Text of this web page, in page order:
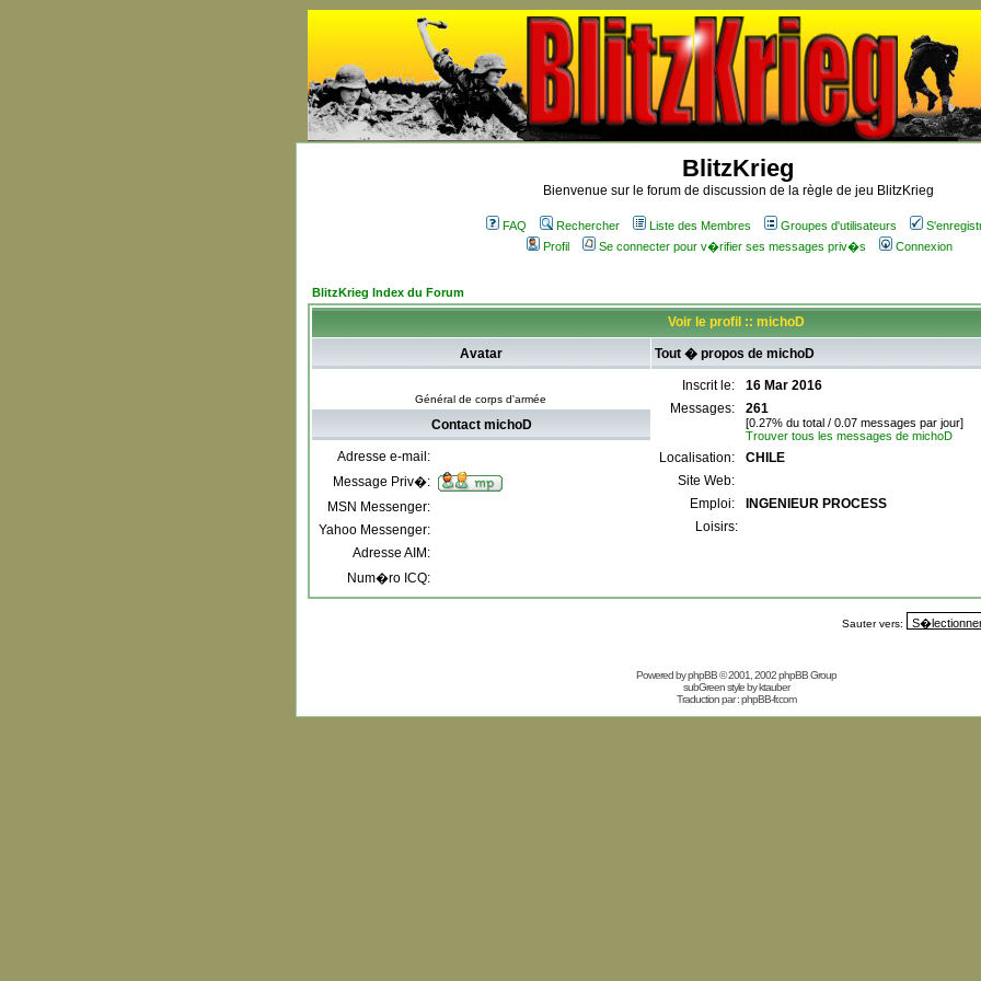
BlitzKrieg
Bienvenue sur le forum de discussion de la règle de jeu BlitzKrieg
FAQ Rechercher Liste des Membres Groupes d'utilisateurs
Profil
Se connecter pour v�rifier ses messages priv�s Connexion
BlitzKrieg Index du Forum
Voir le profil :: michoD
Avatar Tout � propos de michoD
Général de corps d'armée
Inscrit le:
16 Mar 2016
Messages:
261
[0.27% du total / 0.07 messages par jour]
Trouver tous les messages de michoD
Localisation:
CHILE
Site Web:
Emploi:
INGENIEUR PROCESS
Loisirs:
Contact michoD
Adresse e-mail:
Message Priv�:
MSN Messenger:
Yahoo Messenger:
Adresse AIM:
Num�ro ICQ:
Sauter vers:
Powered byphpBB© 2001, 2002 phpBB Group
subGreen style byktauber
Traduction par :phpBB-fr.com